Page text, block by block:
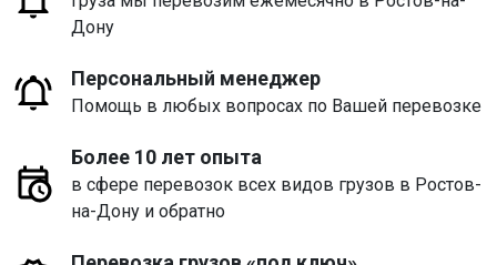
Дону
Персональный менеджер
Помощь в любых вопросах по Вашей перевозке
Более 10 лет опыта
в сфере перевозок всех видов грузов в Ростов-
на-Дону и обратно